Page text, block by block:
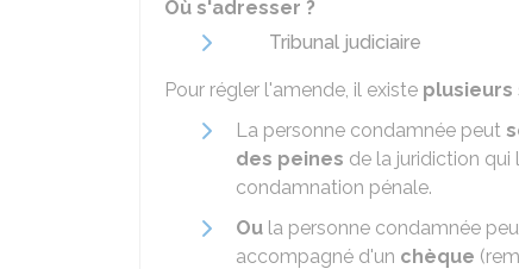
Où s'adresser ?
Tribunal judiciaire
Pour régler l'amende, il existe plusieurs
La personne condamnée peut
des peines de la juridiction
condamnation pénale.
Ou la personne condamnée
accompagné d'un chèque